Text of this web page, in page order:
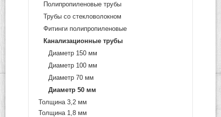
Полипропиленовые трубы
Трубы со стекловолокном
Фитинги полипропиленовые
Канализационные трубы
Диаметр 150 мм
Диаметр 100 мм
Диаметр 70 мм
Диаметр 50 мм
Толщина 3,2 мм
Толщина 1,8 мм